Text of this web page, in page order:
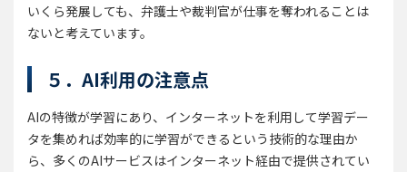
いくら発展しても、弁護士や裁判官が仕事を奪われることは
ないと考えています。
５．AI利用の注意点
AIの特徴が学習にあり、インターネットを利用して学習デー
タを集めれば効率的に学習ができるという技術的な理由か
ら、多くのAIサービスはインターネット経由で提供されてい